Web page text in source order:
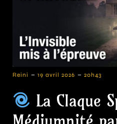
Reini - 19 avril 2026 - 20h43
La Claque